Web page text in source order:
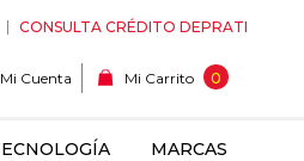
CONSULTA CRÉDITO DEPRATI
Mi Cuenta Mi Carrito 0
MARCAS